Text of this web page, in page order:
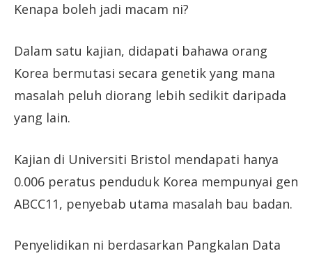
Kenapa boleh jadi macam ni?
Dalam satu kajian, didapati bahawa orang
Korea bermutasi secara genetik yang mana
masalah peluh diorang lebih sedikit daripada
yang lain.
Kajian di Universiti Bristol mendapati hanya
0.006 peratus penduduk Korea mempunyai gen
ABCC11, penyebab utama masalah bau badan.
Penyelidikan ni berdasarkan Pangkalan Data